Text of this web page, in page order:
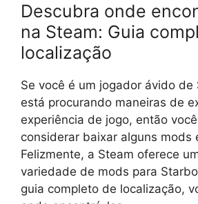
Descubra onde
na Steam: Guia
localização
Se você é um jogador ávido de
está procurando maneiras de
experiência de jogo, então
considerar baixar alguns mods
Felizmente, a Steam oferece
variedade de mods para
guia completo de localização,